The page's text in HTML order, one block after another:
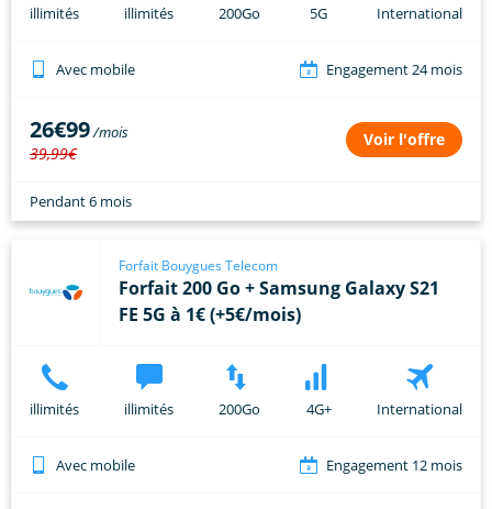
illimités illimités 200Go 5G International
Avec mobile Engagement 24 mois
26€99
39,99€
Voir l'offre
Pendant 6 mois
Forfait Bouygues Telecom
Forfait 200 Go + Samsung Galaxy S21
FE 5G à 1€ (+5€/mois)
illimités illimités 200Go 4G+ International
Avec mobile Engagement 12 mois